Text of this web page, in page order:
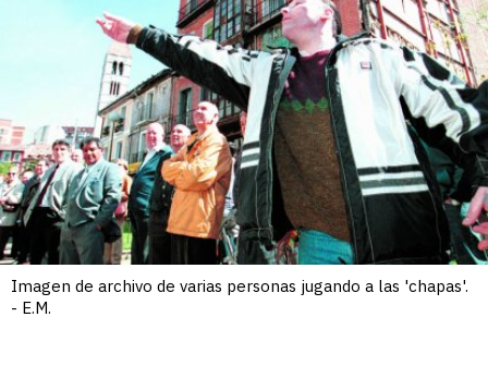
Imagen de archivo de varias personas jugando a las 'chapas'.
- E.M.